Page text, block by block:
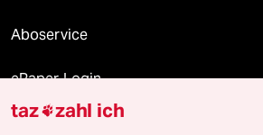
Aboservice
ePaper Login
Downloads für Abonnierende
taz zahl ich